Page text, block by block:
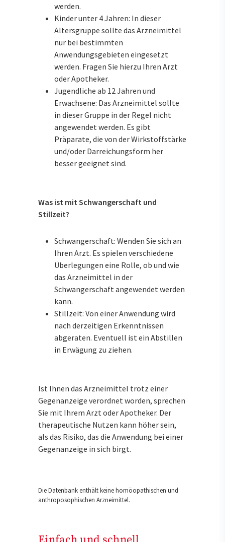
werden.
Kinder unter 4 Jahren: In dieser
Altersgruppe sollte das Arzneimittel
nur bei bestimmten
Anwendungsgebieten eingesetzt
werden. Fragen Sie hierzu Ihren Arzt
oder Apotheker.
Jugendliche ab 12 Jahren und
Erwachsene: Das Arzneimittel sollte
in dieser Gruppe in der Regel nicht
angewendet werden. Es gibt
Präparate, die von der Wirkstoffstärke
und/oder Darreichungsform her
besser geeignet sind.
Was ist mit Schwangerschaft und
Stillzeit?
Schwangerschaft: Wenden Sie sich an
Ihren Arzt. Es spielen verschiedene
Überlegungen eine Rolle, ob und wie
das Arzneimittel in der
Schwangerschaft angewendet werden
kann.
Stillzeit: Von einer Anwendung wird
nach derzeitigen Erkenntnissen
abgeraten. Eventuell ist ein Abstillen
in Erwägung zu ziehen.
Ist Ihnen das Arzneimittel trotz einer
Gegenanzeige verordnet worden, sprechen
Sie mit Ihrem Arzt oder Apotheker. Der
therapeutische Nutzen kann höher sein,
als das Risiko, das die Anwendung bei einer
Gegenanzeige in sich birgt.
Die Datenbank enthält keine homöopathischen und
anthroposophischen Arzneimittel.